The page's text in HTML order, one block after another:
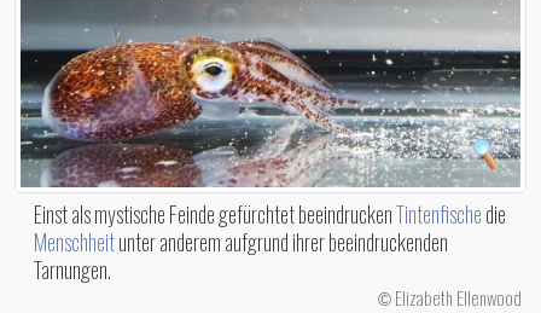
Einst als mystische Feinde gefürchtet beeindruckenTintenfischedie
Menschheitunter anderem aufgrund ihrer beeindruckenden
Tarnungen.
© Elizabeth Ellenwood